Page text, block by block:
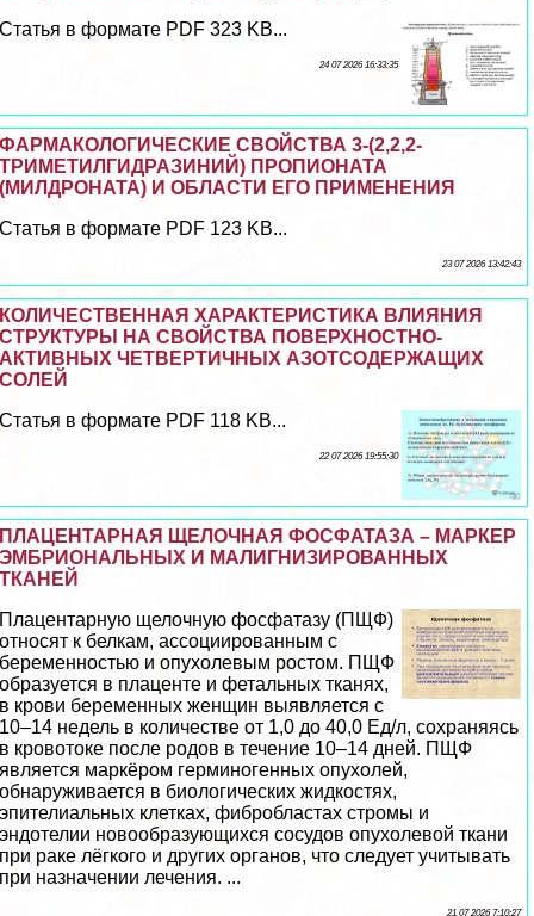
Статья в формате PDF 323 KB...
24 07 2026 16:33:35
ФАРМАКОЛОГИЧЕСКИЕ СВОЙСТВА 3-(2,2,2-
ТРИМЕТИЛГИДРАЗИНИЙ) ПРОПИОНАТА
(МИЛДРОНАТА) И ОБЛАСТИ ЕГО ПРИМЕНЕНИЯ
Статья в формате PDF 123 KB...
23 07 2026 13:42:43
КОЛИЧЕСТВЕННАЯ ХАРАКТЕРИСТИКА ВЛИЯНИЯ
СТРУКТУРЫ НА СВОЙСТВА ПОВЕРХНОСТНО-
АКТИВНЫХ ЧЕТВЕРТИЧНЫХ АЗОТСОДЕРЖАЩИХ
СОЛЕЙ
Статья в формате PDF 118 KB...
22 07 2026 19:55:30
ПЛАЦЕНТАРНАЯ ЩЕЛОЧНАЯ ФОСФАТАЗА – МАРКЕР
ЭМБРИОНАЛЬНЫХ И МАЛИГНИЗИРОВАННЫХ
ТКАНЕЙ
Плацентарную щелочную фосфатазу (ПЩФ)
относят к белкам, ассоциированным с
беременностью и опухолевым ростом. ПЩФ
образуется в плаценте и фетальных тканях,
в крови беременных женщин выявляется с
10–14 недель в количестве от 1,0 до 40,0 Ед/л, сохраняясь
в кровотоке после родов в течение 10–14 дней. ПЩФ
является маркёром герминогенных опухолей,
обнаруживается в биологических жидкостях,
эпителиальных клетках, фибробластах стромы и
эндотелии новообразующихся сосудов опухолевой ткани
при paке лёгкого и других органов, что следует учитывать
при назначении лечения. ...
21 07 2026 7:10:27